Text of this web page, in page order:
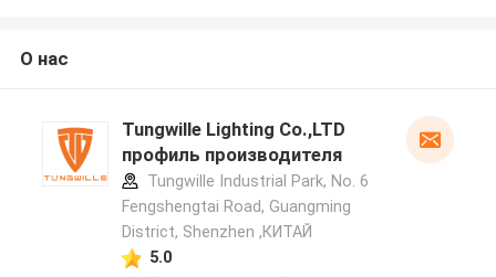
О нас
Tungwille Lighting Co.,LTD
профиль производителя
Tungwille Industrial Park, No. 6
Fengshengtai Road, Guangming
District, Shenzhen ,КИТАЙ
5.0